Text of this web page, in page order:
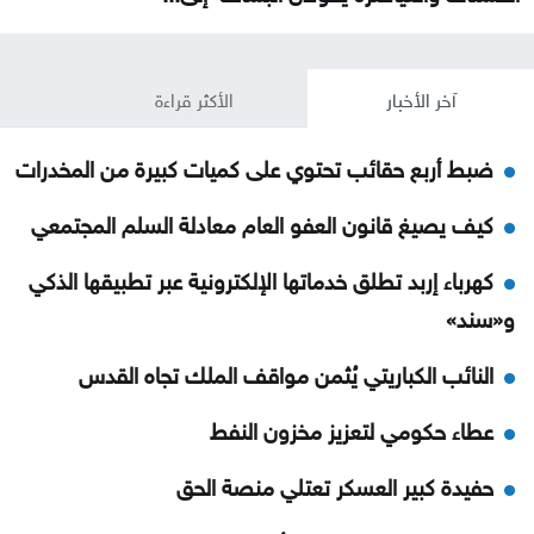
آخر الأخبار الأكثر قراءة
ضبط أربع حقائب تحتوي على كميات كبيرة من المخدرات
كيف يصيغ قانون العفو العام معادلة السلم المجتمعي
كهرباء إربد تطلق خدماتها الإلكترونية عبر تطبيقها الذكي
و«سند»
النائب الكباريتي يُثمن مواقف الملك تجاه القدس
عطاء حكومي لتعزيز مخزون النفط
حفيدة كبير العسكر تعتلي منصة الحق